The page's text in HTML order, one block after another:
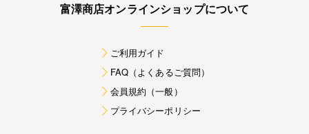
富澤商店オンラインショップについて
ご利用ガイド
FAQ（よくあるご質問）
会員規約（一般）
プライバシーポリシー